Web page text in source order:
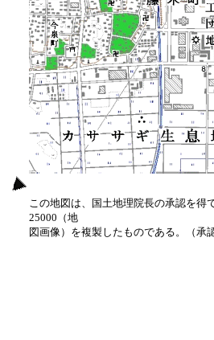
この地図は、国土地理院長の承認を得
25000（地
図画像）を複製したものである。（